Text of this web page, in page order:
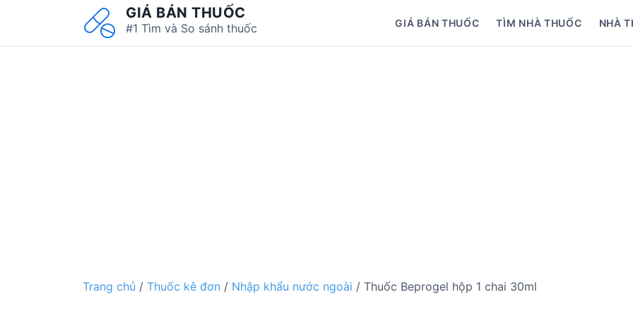
GIÁ BÁN THUỐC
#1 Tìm và So sánh thuốc GIÁ BÁN THUỐC TÌM NHÀ THUỐC NHÀ
Trang chủ / Thuốc kê đơn / Nhập khẩu nước ngoài / Thuốc Beprogel hộp 1 chai 30ml